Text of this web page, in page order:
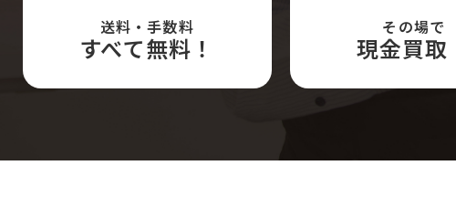
送料・手数料
すべて無料！
その場で
現金買取